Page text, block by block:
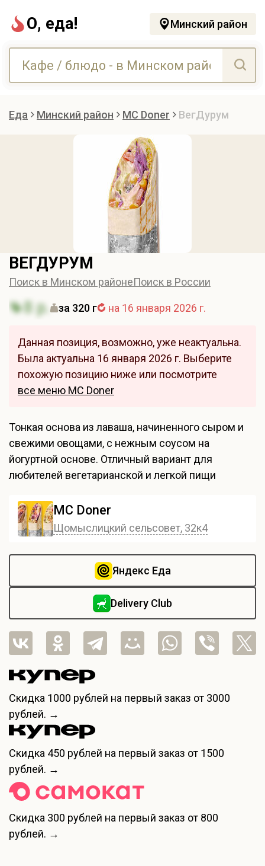
О, еда! Минский район
Еда Минский район MC Doner ВегДурум
ВЕГДУРУМ
Поиск в Минском районеПоиск в России
8 р. за 320 г на 16 января 2026 г.
Данная позиция, возможно, уже неактуальна.
Была актуальна 16 января 2026 г. Выберите
похожую позицию ниже или посмотрите
все меню MC Doner
Тонкая основа из лаваша, начиненного сыром и
свежими овощами, с нежным соусом на
йогуртной основе. Отличный вариант для
любителей вегетарианской и легкой пищи
MC Doner
Щомыслицкий сельсовет, 32к4
Яндекс Еда
Delivery Club
Скидка 1000 рублей на первый заказ от 3000
рублей. →
Скидка 450 рублей на первый заказ от 1500
рублей. →
Скидка 300 рублей на первый заказ от 800
рублей. →